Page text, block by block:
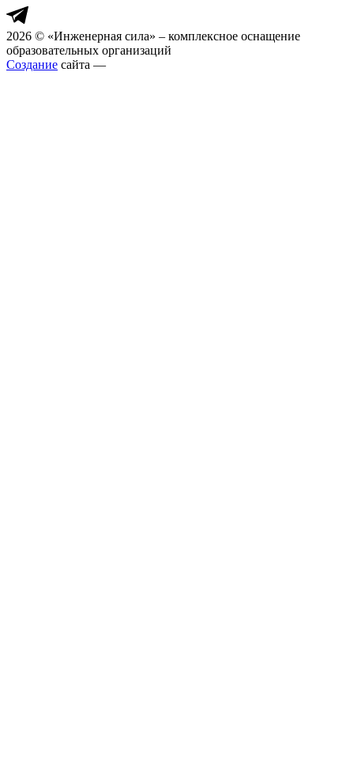
2026 © «Инженерная сила» – комплексное оснащение
образовательных организаций
Создание сайта —